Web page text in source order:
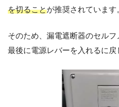
を切ることが推奨されています
そのため、漏電遮断器のセルフ
最後に電源レバーを入れるに戻